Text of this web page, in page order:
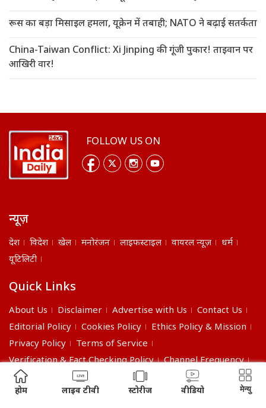
रूस का बड़ा मिसाइल हमला, यूक्रेन में तबाही; NATO ने बढ़ाई सतर्कता
China-Taiwan Conflict: Xi Jinping की गूंजी पुकार! ताइवान पर
आखिरी वार!
FOLLOW US ON
न्यूज़
देश विदेश खेल मनोरंजन लाइफस्टाइल वायरल न्यूज़
धर्म
यूटिलिटी
Quick Links
About Us Disclaimer Advertise with Us
Contact Us
Editorial Policy
Cookies Policy
Ethics Policy & Mission
Privacy Policy
Terms of Service
Verification & Fact Checking Policy
Channel Frequency
©2026 India Daily. All right reserved.
होम लाइव टीवी स्टोरीज वीडियो मेन्यु